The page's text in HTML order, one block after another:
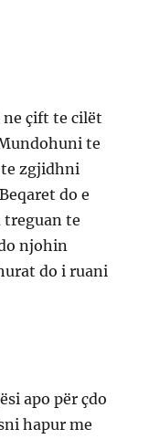
ne çift te cilët
te
zgjidhni
do e
treguan te
njohin
do i ruani
apo për çdo
hapur me